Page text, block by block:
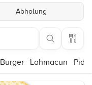
Abholung
Burger Lahmacun Pide